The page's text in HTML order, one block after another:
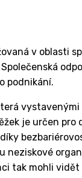
v oblasti
podnikání.
je určen pro
tak mohli